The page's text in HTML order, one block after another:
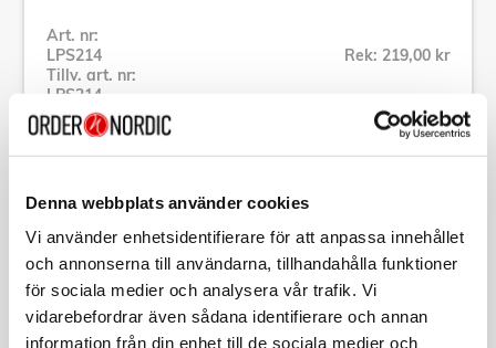
Denna webbplats använder cookies
Vi använder enhetsidentifierare för att anpassa innehållet
och annonserna till användarna, tillhandahålla funktioner
för sociala medier och analysera vår trafik. Vi
vidarebefordrar även sådana identifierare och annan
information från din enhet till de sociala medier och
Art. nr:
LPS214
Tillv. art. nr:
LPS214
Rek: 219,00 kr
Se alla produkter inom LogiLink
Specifikation
Beskrivning
Art. nr:LPS214